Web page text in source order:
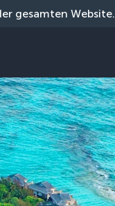
gesamten Website.